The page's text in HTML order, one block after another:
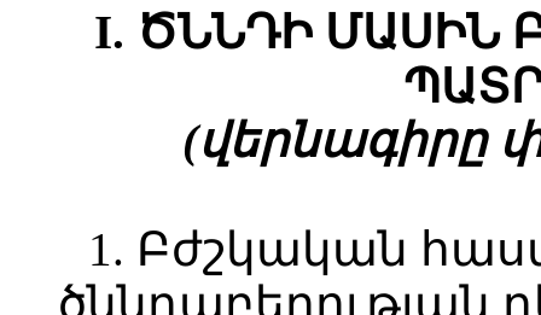
I. ԾՆՆԴԻ ՄԱՍԻՆ
(վերնագիրը
1. Բժշկական
ծննդաբերության